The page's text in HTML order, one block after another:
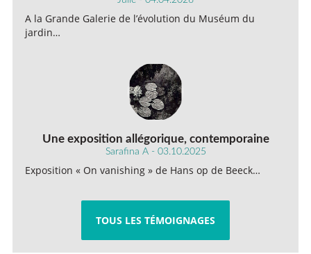
A la Grande Galerie de l’évolution du Muséum du
jardin…
Une exposition allégorique, contemporaine
Sarafina A - 03.10.2025
Exposition « On vanishing » de Hans op de Beeck…
TOUS LES TÉMOIGNAGES